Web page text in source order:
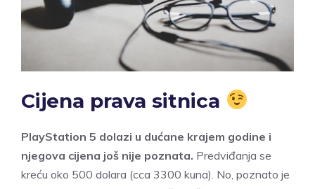
Cijena prava sitnica
PlayStation 5 dolazi u dućane krajem godine i
njegova cijena još nije poznata. Predviđanja se
kreću oko 500 dolara (cca 3300 kuna). No, poznato je